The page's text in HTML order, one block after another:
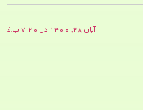
آبان ۲۸, ۱۴۰۰ در ۷:۲۰ ب.ظ